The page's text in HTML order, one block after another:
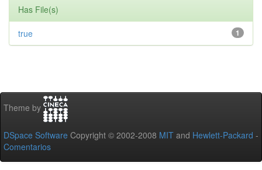
Has File(s)
1
true
Theme by
DSpace Software Copyright © 2002-2008 MIT and Hewlett-Packard -
Comentarios